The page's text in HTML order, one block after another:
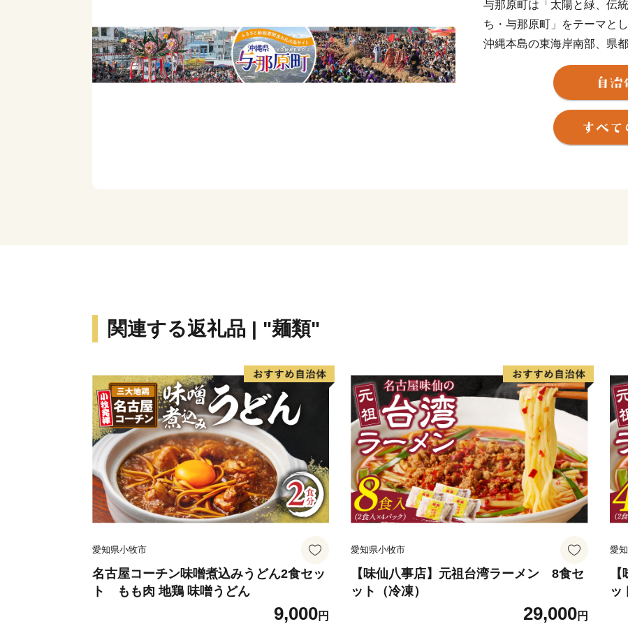
与那原町は「太陽と緑、伝
ち・与那原町」をテーマと
沖縄本島の東海岸南部、県
り、南東に南城市、西に南
町の歴史は古く、沖縄最古
はる」や「よなはばま（与
【ふるさとチョイス問い合
TEL：0570-015-482
受付時間：10時～17時（平
関連する返礼品 | "麺類"
愛知県小牧市
名古屋コーチン味噌煮込みうどん2食セッ
ト もも肉 地鶏 味噌うどん
9,000円
愛知県小牧市
【味仙八事店】元祖台湾ラーメン 8食セ
ット（冷凍）
29,000円
愛
ッ